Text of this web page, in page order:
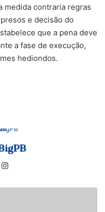
medida contraria regras
e decisão do
que a pena deve
a fase de execução,
hediondos.
Facebook